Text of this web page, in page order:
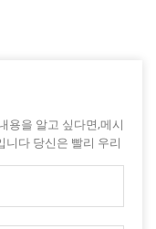
용을 알고 싶다면,메시
니다 당신은 빨리 우리